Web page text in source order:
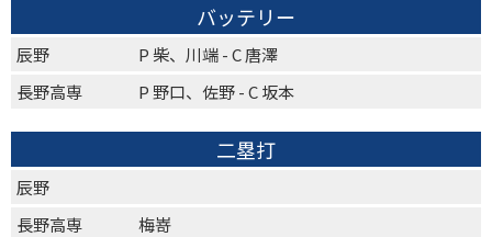
バッテリー
辰野
P 柴、川端 - C 唐澤
長野高専
P 野口、佐野 - C 坂本
二塁打
辰野
長野高専
梅嵜